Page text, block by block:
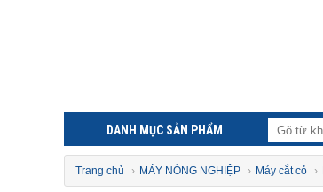
DANH MỤC SẢN PHẨM
Trang chủ › MÁY NÔNG NGHIỆP › Máy cắt cỏ ›